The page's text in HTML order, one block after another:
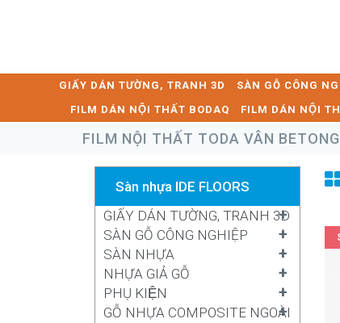
GIẤY DÁN TƯỜNG, TRANH 3D SÀN GỖ CÔNG
FILM DÁN NỘI THẤT BODAQ
FILM DÁN NỘI
FILM NỘI THẤT TODA VÂN
Sàn nhựa IDE FLOORS
GIẤY DÁN TƯỜNG, TRANH 3D
+
SÀN GỖ CÔNG NGHIỆP +
SÀN NHỰA +
NHỰA GIẢ GỖ +
PHỤ KIỆN +
GỖ NHỰA COMPOSITE NGOÀI
+